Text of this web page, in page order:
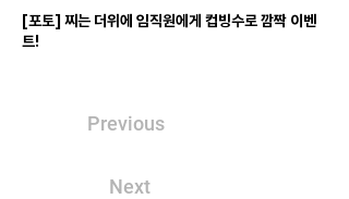
[포토] 찌는 더위에 임직원에게 컵빙수로 깜짝 이벤
트!
Previous
Next